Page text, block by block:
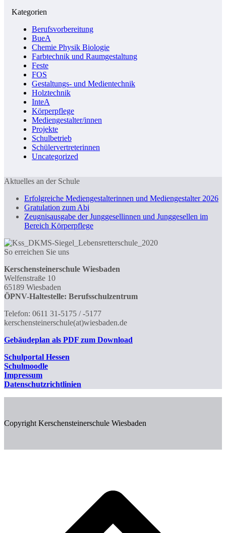
Kategorien
Berufsvorbereitung
BueA
Chemie Physik Biologie
Farbtechnik und Raumgestaltung
Feste
FOS
Gestaltungs- und Medientechnik
Holztechnik
InteA
Körperpflege
Mediengestalter/innen
Projekte
Schulbetrieb
Schülervertreterinnen
Uncategorized
Aktuelles an der Schule
Erfolgreiche Mediengestalterinnen und Mediengestalter 2026
Gratulation zum Abi
Zeugnisausgabe der Junggesellinnen und Junggesellen im
Bereich Körperpflege
So erreichen Sie uns
Kerschensteinerschule Wiesbaden
Welfenstraße 10
65189 Wiesbaden
ÖPNV-Haltestelle: Berufsschulzentrum
Telefon: 0611 31-5175 / -5177
kerschensteinerschule(at)wiesbaden.de
Gebäudeplan als PDF zum Download
Schulportal Hessen
Schulmoodle
Impressum
Datenschutzrichtlinien
Copyright Kerschensteinerschule Wiesbaden